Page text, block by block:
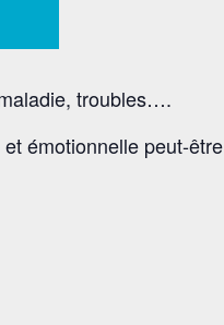
troubles….
émotionnelle peut-être